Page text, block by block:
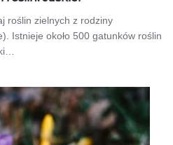
roślin zielnych z rodziny
Istnieje około 500 gatunków roślin